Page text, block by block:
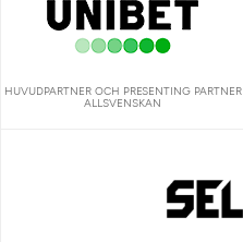
HUVUDPARTNER OCH PRESENTING PARTNER
ALLSVENSKAN